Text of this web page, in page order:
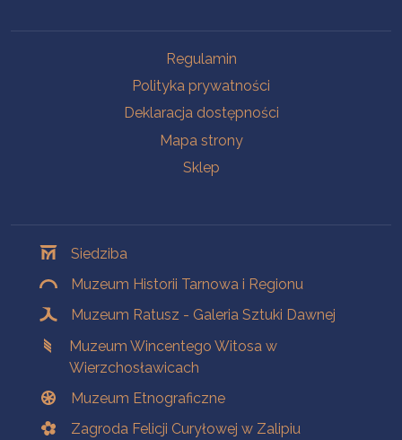
Regulamin
Polityka prywatności
Deklaracja dostępności
Mapa strony
Sklep
Siedziba
Muzeum Historii Tarnowa i Regionu
Muzeum Ratusz - Galeria Sztuki Dawnej
Muzeum Wincentego Witosa w
Wierzchosławicach
Muzeum Etnograficzne
Zagroda Felicji Curyłowej w Zalipiu